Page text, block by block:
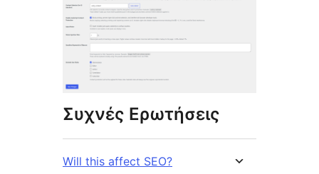
Συχνές Ερωτήσεις
Will this affect SEO?